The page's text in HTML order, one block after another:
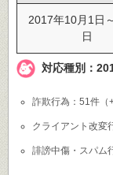
2017年10月1日
日
対応種別：
詐欺行為：51件（
クライアント改変
誹謗中傷・スパム